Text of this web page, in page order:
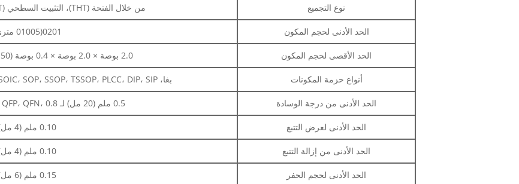
نوع التجميع من خلال الفتحة (THT)، التثبيت السطحي (SMT)، مختلط (THT+SMT)
الحد الأدنى لحجم المكون 0201(01005 متري)
الحد الأقصى لحجم المكون 2.0 بوصة × 2.0 بوصة × 0.4 بوصة (50 مم × 50 مم × 10 مم)
أنواع حزمة المكونات بغا، FBGA، QFN، QFP، VQFN، SOIC، SOP، SSOP، TSSOP، PLCC، DIP، SIP، إلخ.
الحد الأدنى من درجة الوسادة 0.5 ملم (20 مل) لـ QFP، QFN، 0.8 ملم (32 مل) لـ BGA
الحد الأدنى لعرض التتبع 0.10 ملم (4 مل)
الحد الأدنى من إزالة التتبع 0.10 ملم (4 مل)
الحد الأدنى لحجم الحفر 0.15 ملم (6 مل)